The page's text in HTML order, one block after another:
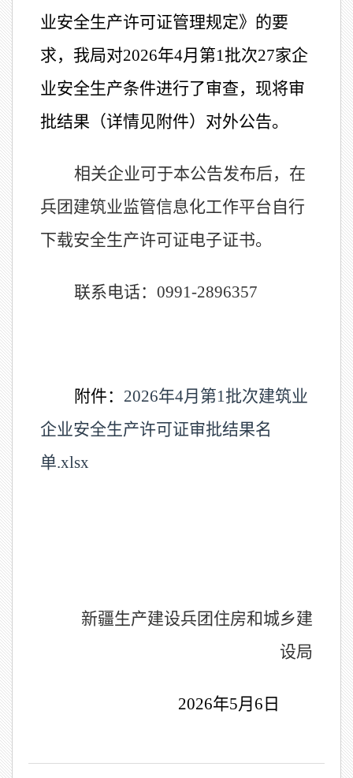
业安全生产许可证管理规定》的要
求，我局对2026年4月 第1批次27家企
业安全生产条件进行了审查，现将审
批结果（详情见附件）对外公告。
相关企业可于本公告发布后，在
兵团建筑业监管信息化工作平台自行
下载安全生产许可证电子证书。
联系电话： 0991-2896357
附件： 2026年4月第1批次建筑业
企业安全生产许可证审批结果名
单.xlsx
新疆生产建设兵团住房和城乡建
设局
2026年5月 6 日